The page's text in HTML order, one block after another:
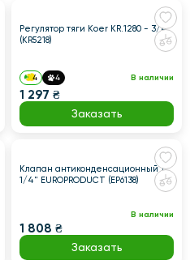
Регулятор тяги Koer KR.1280 - 3/4"
(KR5218)
4 4 В наличии
1 297 ₴
Заказать
Клапан антиконденсационный 1
1/4" EUROPRODUCT (EP6138)
В наличии
1 808 ₴
Заказать